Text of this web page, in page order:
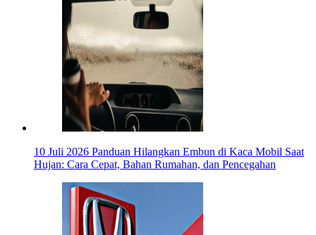
10 Juli 2026 Panduan Hilangkan Embun di Kaca Mobil Saat
Hujan: Cara Cepat, Bahan Rumahan, dan Pencegahan